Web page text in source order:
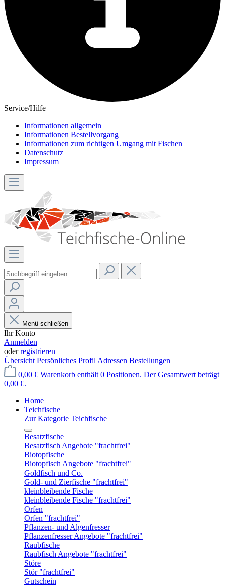
Service/Hilfe
Informationen allgemein
Informationen Bestellvorgang
Informationen zum richtigen Umgang mit Fischen
Datenschutz
Impressum
Menü schließen
Ihr Konto
Anmelden
oderregistrieren
Übersicht Persönliches Profil Adressen Bestellungen
0,00 € Warenkorb enthält 0 Positionen. Der Gesamtwert beträgt
0,00 €.
Home
Teichfische
Zur Kategorie Teichfische
Besatzfische
Besatzfisch Angebote "frachtfrei"
Biotopfische
Biotopfisch Angebote "frachtfrei"
Goldfisch und Co.
Gold- und Zierfische "frachtfrei"
kleinbleibende Fische
kleinbleibende Fische "frachtfrei"
Orfen
Orfen "frachtfrei"
Pflanzen- und Algenfresser
Pflanzenfresser Angebote "frachtfrei"
Raubfische
Raubfisch Angebote "frachtfrei"
Störe
Stör "frachtfrei"
Gutschein